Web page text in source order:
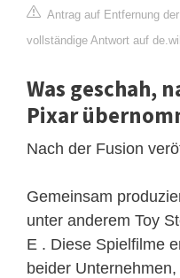
Antrag auf Entfernung
vollständige Antwort auf
Was geschah,
Pixar
Nach der Fusion
Gemeinsam
unter anderem Toy
E . Diese Spielfilme
beider